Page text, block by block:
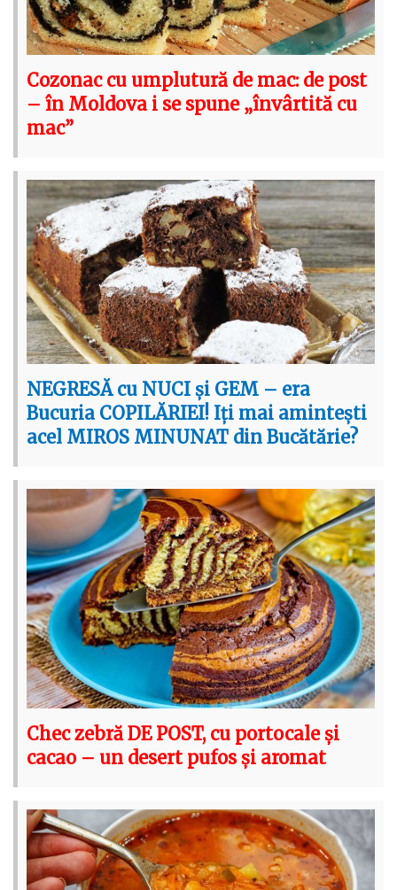
Cozonac cu umplutură de mac: de post
– în Moldova i se spune „învârtită cu
mac”
NEGRESĂ cu NUCI și GEM – era
Bucuria COPILĂRIEI! Iți mai amintești
acel MIROS MINUNAT din Bucătărie?
Chec zebră DE POST, cu portocale și
cacao – un desert pufos și aromat